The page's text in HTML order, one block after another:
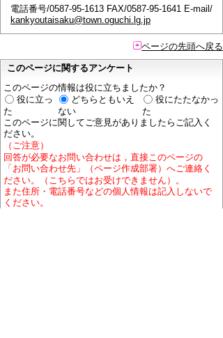
電話番号/0587-95-1613 FAX/0587-95-1641 E-mail/
kankyoutaisaku@town.oguchi.lg.jp
ページの先頭へ戻る
このページに関するアンケート
このページの情報は役に立ちましたか？
役に立っ
た
どちらともいえ
ない
役にたたなかっ
た
このページに関してご意見がありましたらご記入く
ださい。
（ご注意）
回答が必要なお問い合わせは，直接このページの
「お問い合わせ先」（ページ作成部署）へご連絡く
ださい。（こちらではお受けできません）。
また住所・電話番号などの個人情報は記入しないで
ください。